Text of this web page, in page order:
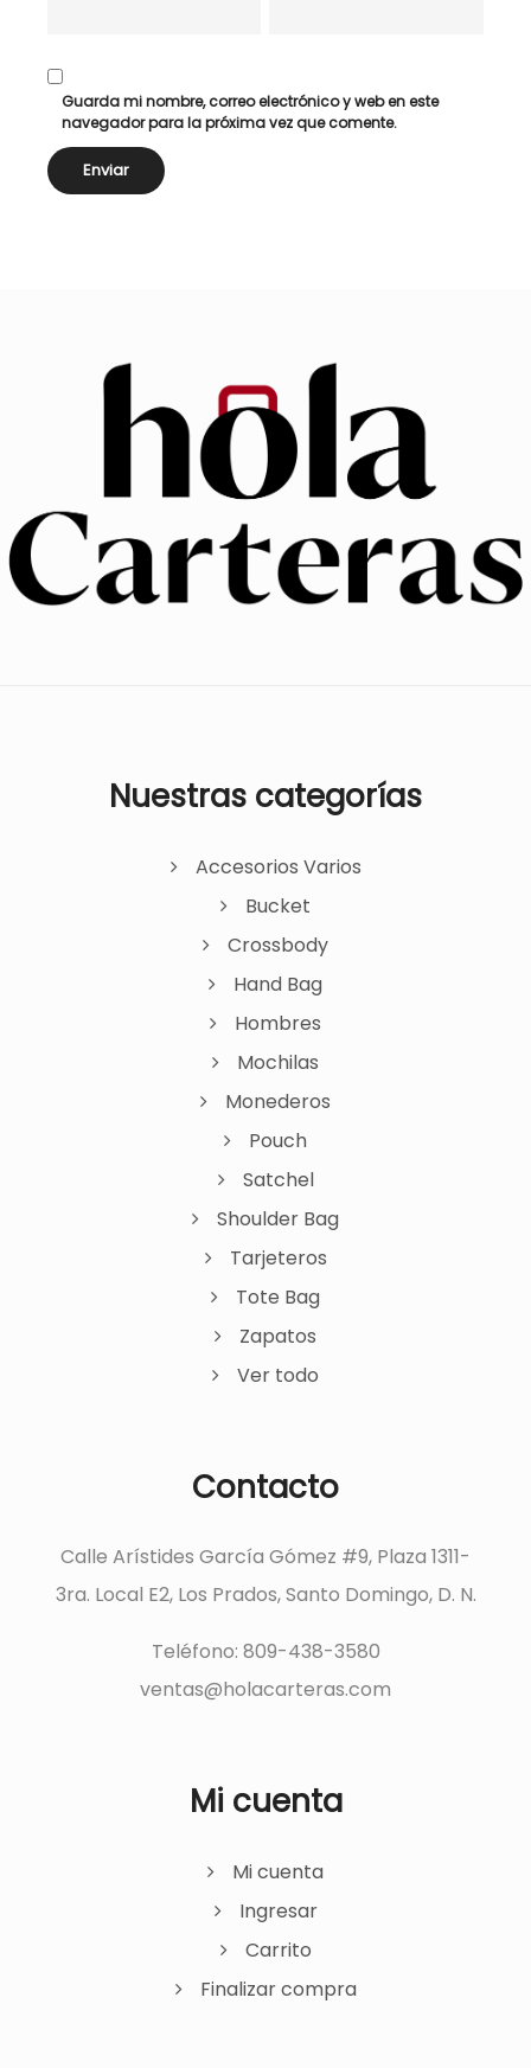
Guarda mi nombre, correo electrónico y web en este
navegador para la próxima vez que comente.
Nuestras categorías
Accesorios Varios
Bucket
Crossbody
Hand Bag
Hombres
Mochilas
Monederos
Pouch
Satchel
Shoulder Bag
Tarjeteros
Tote Bag
Zapatos
Ver todo
Contacto
Calle Arístides García Gómez #9, Plaza 1311-
3ra. Local E2, Los Prados, Santo Domingo, D. N.
Teléfono: 809-438-3580
ventas@holacarteras.com
Mi cuenta
Mi cuenta
Ingresar
Carrito
Finalizar compra